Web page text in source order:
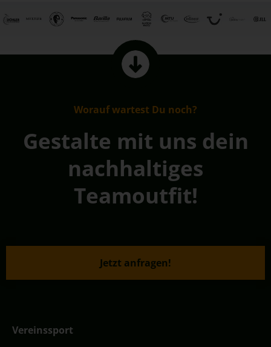
Worauf wartest Du noch?
Gestalte mit uns dein
nachhaltiges
Teamoutfit!
Jetzt anfragen!
Vereinssport